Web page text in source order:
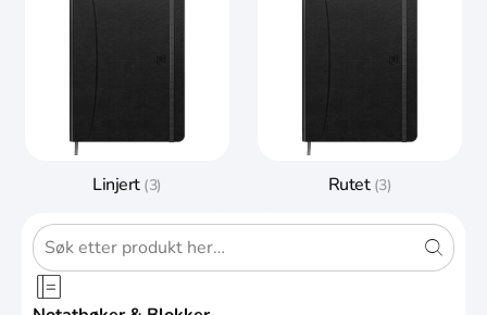
Gå til Oxford Origins
Linjert (3) Rutet (3)